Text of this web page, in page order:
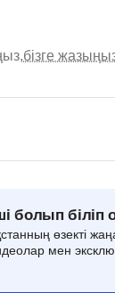
бізге
болып
өзекті
мен